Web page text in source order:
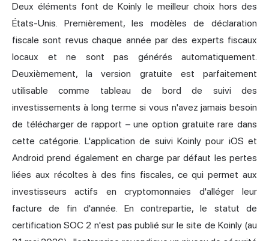
Deux éléments font de Koinly le meilleur choix hors des
États-Unis. Premièrement, les modèles de déclaration
fiscale sont revus chaque année par des experts fiscaux
locaux et ne sont pas générés automatiquement.
Deuxièmement, la version gratuite est parfaitement
utilisable comme tableau de bord de suivi des
investissements à long terme si vous n'avez jamais besoin
de télécharger de rapport – une option gratuite rare dans
cette catégorie. L'application de suivi Koinly pour iOS et
Android prend également en charge par défaut les pertes
liées aux récoltes à des fins fiscales, ce qui permet aux
investisseurs actifs en cryptomonnaies d'alléger leur
facture de fin d'année. En contrepartie, le statut de
certification SOC 2 n'est pas publié sur le site de Koinly (au